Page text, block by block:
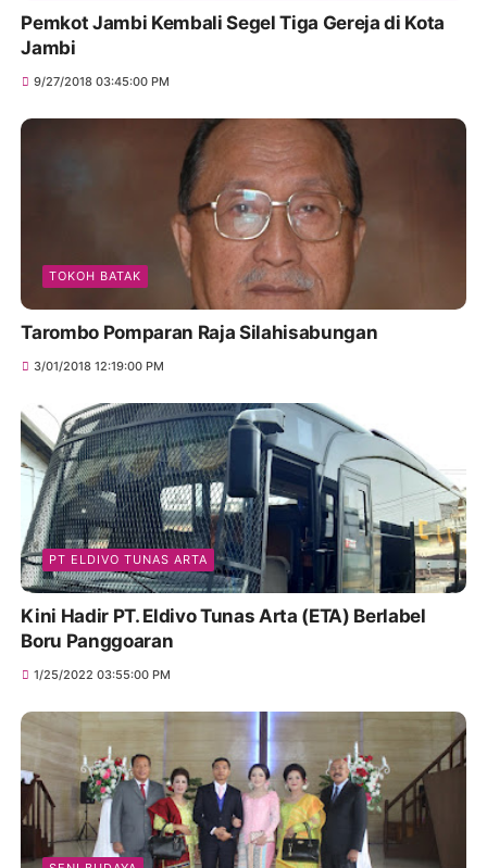
Pemkot Jambi Kembali Segel Tiga Gereja di Kota
Jambi
9/27/2018 03:45:00 PM
TOKOH BATAK
Tarombo Pomparan Raja Silahisabungan
3/01/2018 12:19:00 PM
PT ELDIVO TUNAS ARTA
Kini Hadir PT. Eldivo Tunas Arta (ETA) Berlabel
Boru Panggoaran
1/25/2022 03:55:00 PM